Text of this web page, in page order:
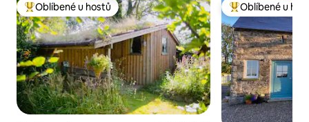
Nejlepší v kategorii Oblíbené u hostů
Oblíbené u hostů Nejlepší v
Oblíbené u